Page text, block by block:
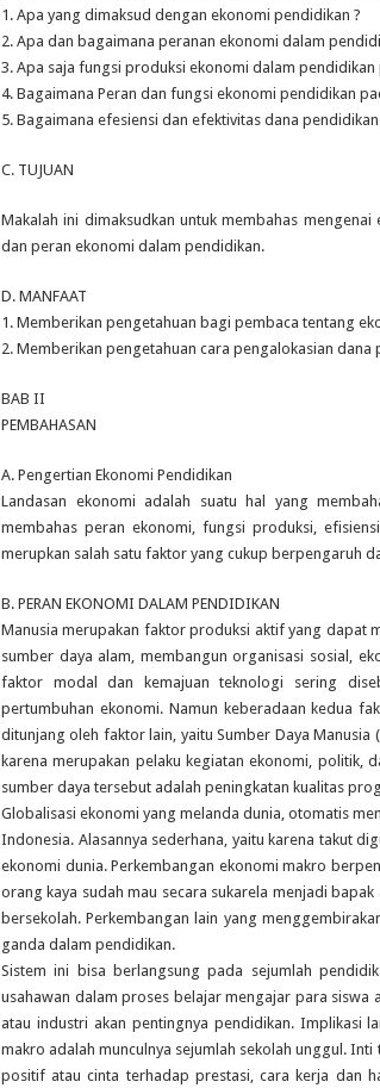
1. Apa yang dimaksud dengan ekonomi pendidikan ?
2. Apa dan bagaimana peranan ekonomi dalam
3. Apa saja fungsi produksi ekonomi dalam pendidikan
4. Bagaimana Peran dan fungsi ekonomi pendidikan
5. Bagaimana efesiensi dan efektivitas dana
C. TUJUAN
Makalah ini dimaksudkan untuk membahas
dan peran ekonomi dalam pendidikan.
D. MANFAAT
1. Memberikan pengetahuan bagi pembaca tentang
2. Memberikan pengetahuan cara pengalokasian
BAB II
PEMBAHASAN
A. Pengertian Ekonomi Pendidikan
Landasan ekonomi adalah suatu hal yang
membahas peran ekonomi, fungsi produksi,
merupkan salah satu faktor yang cukup berpengaruh
B. PERAN EKONOMI DALAM PENDIDIKAN
Manusia merupakan faktor produksi aktif yang dapat
sumber daya alam, membangun organisasi sosial,
faktor modal dan kemajuan teknologi sering
pertumbuhan ekonomi. Namun keberadaan kedua
ditunjang oleh faktor lain, yaitu Sumber Daya Manusia
karena merupakan pelaku kegiatan ekonomi, politik,
sumber daya tersebut adalah peningkatan kualitas
Globalisasi ekonomi yang melanda dunia, otomatis
Indonesia. Alasannya sederhana, yaitu karena takut
ekonomi dunia. Perkembangan ekonomi makro
orang kaya sudah mau secara sukarela menjadi
bersekolah. Perkembangan lain yang
ganda dalam pendidikan.
Sistem ini bisa berlangsung pada sejumlah
usahawan dalam proses belajar mengajar para
atau industri akan pentingnya pendidikan. Implikasi
makro adalah munculnya sejumlah sekolah unggul.
positif atau cinta terhadap prestasi, cara kerja dan